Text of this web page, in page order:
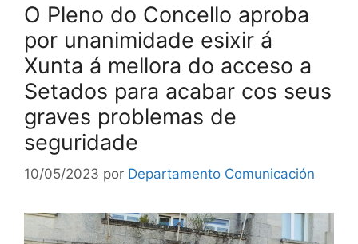
O Pleno do Concello aproba
por unanimidade esixir á
Xunta á mellora do acceso a
Setados para acabar cos seus
graves problemas de
seguridade
10/05/2023 por Departamento Comunicación